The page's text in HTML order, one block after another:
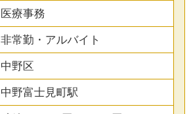
医療事務
非常勤・アルバイト
中野区
中野富士見町駅